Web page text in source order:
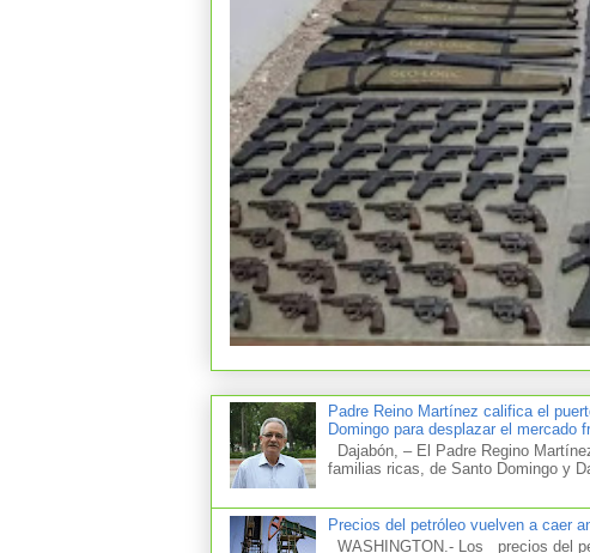
Padre Reino Martínez califica el
Domingo para desplazar el mercado
Dajabón, – El Padre Regino
familias ricas, de Santo Domingo y
Precios del petróleo vuelven a caer
WASHINGTON.- Los precios del